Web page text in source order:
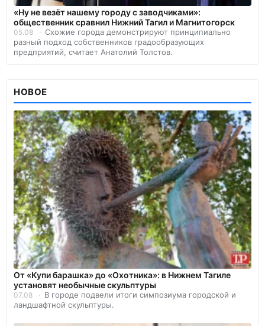
«Ну не везёт нашему городу с заводчиками»:
общественник сравнил Нижний Тагил и Магнитогорск
05.08
Схожие города демонстрируют принципиально
разный подход собственников градообразующих
предприятий, считает Анатолий Толстов.
НОВОЕ
От «Купи барашка» до «Охотника»: в Нижнем Тагиле
установят необычные скульптуры
07.08
В городе подвели итоги симпозиума городской и
ландшафтной скульптуры.